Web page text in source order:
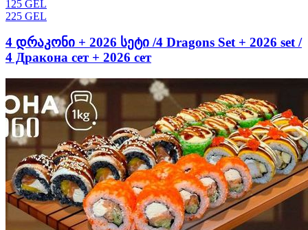
125 GEL
225 GEL
4 დრაკონი + 2026 სეტი /4 Dragons Set + 2026 set /
4 Дракона сет + 2026 сет